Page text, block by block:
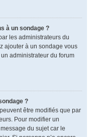
à un sondage ?
les administrateurs du
ajouter à un sondage vous
administrateur du forum
?
être modifiés que par
Pour modifier un
du sujet car le